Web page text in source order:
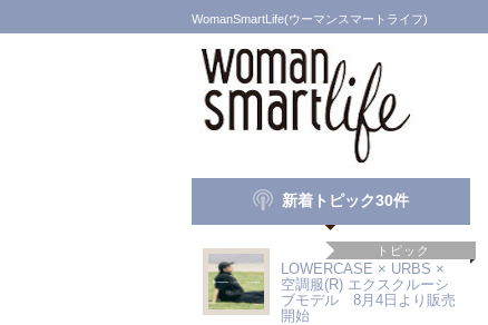
WomanSmartLife(ウーマンスマートライフ)
新着トピック30件
トピック
LOWERCASE × URBS ×
空調服(R) エクスクルーシ
ブモデル 8月4日より販売
開始